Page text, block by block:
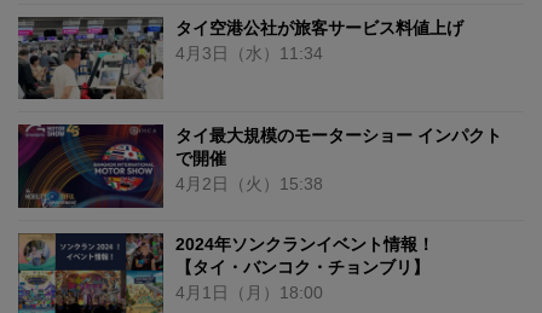
タイ空港公社が旅客サービス料値上げ
4月3日 （水） 11:34
タイ最大規模のモーターショー インパクト
で開催
4月2日 （火） 15:38
2024年ソンクランイベント情報！
【タイ・バンコク・チョンブリ】
4月1日 （月） 18:00